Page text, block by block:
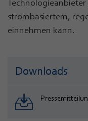
strombasiertem,
einnehmen kann.
Downloads